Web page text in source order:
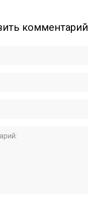
комментарий